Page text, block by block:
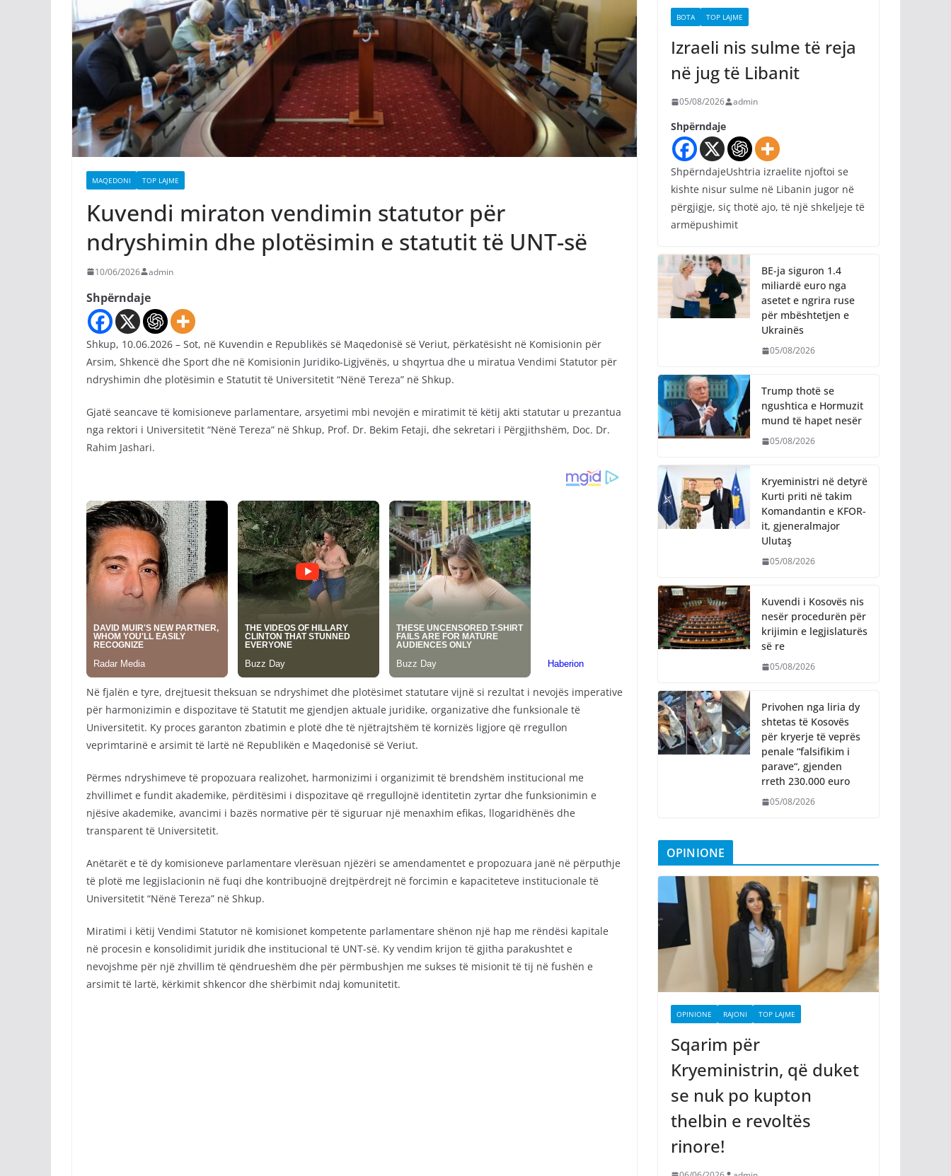
MAQEDONI TOP LAJME
Kuvendi miraton vendimin statutor për
ndryshimin dhe plotësimin e statutit të UNT-së
10/06/2026 admin
Shpërndaje
Shkup, 10.06.2026 – Sot, në Kuvendin e Republikës së Maqedonisë së Veriut, përkatësisht në Komisionin për
Arsim, Shkencë dhe Sport dhe në Komisionin Juridiko-Ligjvënës, u shqyrtua dhe u miratua Vendimi Statutor për
ndryshimin dhe plotësimin e Statutit të Universitetit “Nënë Tereza” në Shkup.
Gjatë seancave të komisioneve parlamentare, arsyetimi mbi nevojën e miratimit të këtij akti statutar u prezantua
nga rektori i Universitetit “Nënë Tereza” në Shkup, Prof. Dr. Bekim Fetaji, dhe sekretari i Përgjithshëm, Doc. Dr.
Rahim Jashari.
Në fjalën e tyre, drejtuesit theksuan se ndryshimet dhe plotësimet statutare vijnë si rezultat i nevojës imperative
për harmonizimin e dispozitave të Statutit me gjendjen aktuale juridike, organizative dhe funksionale të
Universitetit. Ky proces garanton zbatimin e plotë dhe të njëtrajtshëm të kornizës ligjore që rregullon
veprimtarinë e arsimit të lartë në Republikën e Maqedonisë së Veriut.
Përmes ndryshimeve të propozuara realizohet, harmonizimi i organizimit të brendshëm institucional me
zhvillimet e fundit akademike, përditësimi i dispozitave që rregullojnë identitetin zyrtar dhe funksionimin e
njësive akademike, avancimi i bazës normative për të siguruar një menaxhim efikas, llogaridhënës dhe
transparent të Universitetit.
Anëtarët e të dy komisioneve parlamentare vlerësuan njëzëri se amendamentet e propozuara janë në përputhje
të plotë me legjislacionin në fuqi dhe kontribuojnë drejtpërdrejt në forcimin e kapaciteteve institucionale të
Universitetit “Nënë Tereza” në Shkup.
Miratimi i këtij Vendimi Statutor në komisionet kompetente parlamentare shënon një hap me rëndësi kapitale
në procesin e konsolidimit juridik dhe institucional të UNT-së. Ky vendim krijon të gjitha parakushtet e
nevojshme për një zhvillim të qëndrueshëm dhe për përmbushjen me sukses të misionit të tij në fushën e
arsimit të lartë, kërkimit shkencor dhe shërbimit ndaj komunitetit.
BOTA TOP LAJME
Izraeli nis sulme të reja
në jug të Libanit
05/08/2026 admin
Shpërndaje
ShpërndajeUshtria izraelite njoftoi se
kishte nisur sulme në Libanin jugor në
përgjigje, siç thotë ajo, të një shkeljeje të
armëpushimit
BE-ja siguron 1.4
miliardë euro nga
asetet e ngrira ruse
për mbështetjen e
Ukrainës
05/08/2026
Trump thotë se
ngushtica e Hormuzit
mund të hapet nesër
05/08/2026
Kryeministri në detyrë
Kurti priti në takim
Komandantin e KFOR-
it, gjeneralmajor
Ulutaş
05/08/2026
Kuvendi i Kosovës nis
nesër procedurën për
krijimin e legjislaturës
së re
05/08/2026
Privohen nga liria dy
shtetas të Kosovës
për kryerje të veprës
penale “falsifikim i
parave“, gjenden
rreth 230.000 euro
05/08/2026
OPINIONE
OPINIONE RAJONI TOP LAJME
Sqarim për
Kryeministrin, që duket
se nuk po kupton
thelbin e revoltës
rinore!